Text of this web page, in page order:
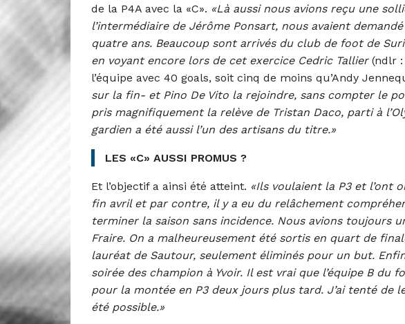
de la P4A avec la «C». «Là aussi nous avions reçu une
l’intermédiaire de Jérôme Ponsart, nous avaient
quatre ans. Beaucoup sont arrivés du club de foot de
en voyant encore lors de cet exercice Cedric Tallier (ndlr :
l’équipe avec 40 goals, soit cinq de moins qu’Andy
sur la fin- et Pino De Vito la rejoindre, sans compter le
pris magnifiquement la relève de Tristan Daco, parti à
gardien a été aussi l’un des artisans du titre.»
LES «C» AUSSI PROMUS ?
Et l’objectif a ainsi été atteint. «Ils voulaient la P3 et l’ont
fin avril et par contre, il y a eu du relâchement
terminer la saison sans incidence. Nous avions toujours
Fraire. On a malheureusement été sortis en quart de
lauréat de Sautour, seulement éliminés pour un but.
soirée des champion à Yvoir. Il est vrai que l’équipe B du
pour la montée en P3 deux jours plus tard. J’ai tenté de
été possible.»